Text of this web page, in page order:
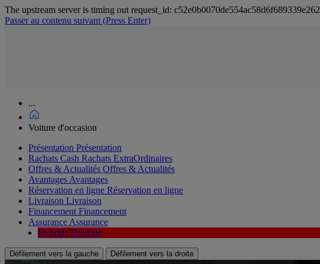
The upstream server is timing out request_id: c52e0b0070de554ac58d6f689339e262
Passer au contenu suivant (Press Enter)
...
Voiture d'occasion
Présentation Présentation
Rachats Cash Rachats ExtraOrdinaires
Offres & Actualités Offres & Actualités
Avantages Avantages
Réservation en ligne Réservation en ligne
Livraison Livraison
Financement Financement
Assurance Assurance
Hybride Hybride
Défilement vers la gauche Défilement vers la droite